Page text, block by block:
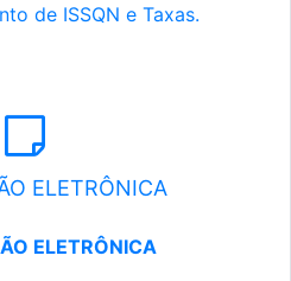
de ISSQN e Taxas.
ELETRÔNICA
ELETRÔNICA